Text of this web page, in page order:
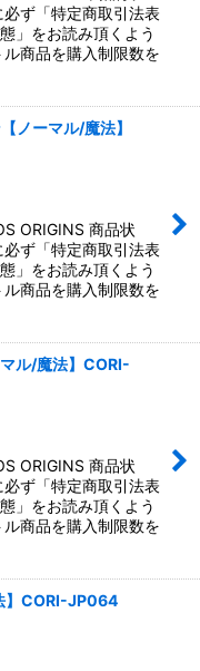
ず「特定商取引法表
」をお読み頂くよう
商品を購入制限数を
ノーマル/魔法】
ORIGINS 商品状
ず「特定商取引法表
」をお読み頂くよう
商品を購入制限数を
ル/魔法】CORI-
ORIGINS 商品状
ず「特定商取引法表
」をお読み頂くよう
商品を購入制限数を
】CORI-JP064